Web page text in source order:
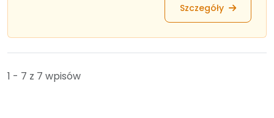
Szczegóły
1 - 7 z 7 wpisów